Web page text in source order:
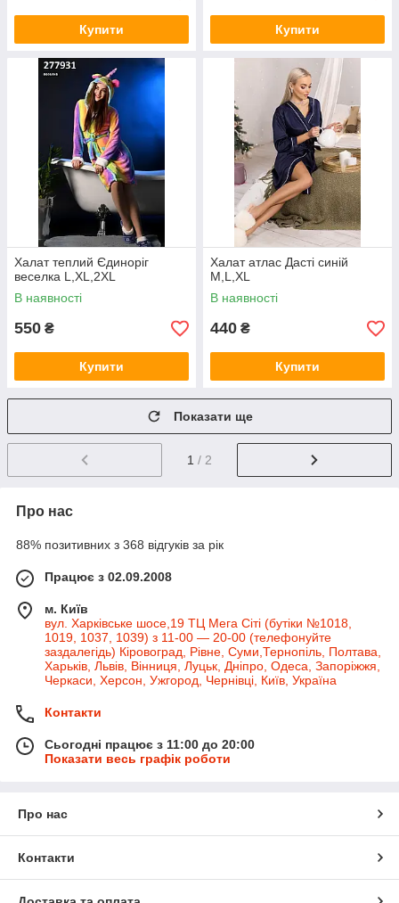
Купити Купити
Халат теплий Єдиноріг
веселка L,XL,2XL
В наявності
550 ₴
Купити
Халат атлас Дасті синій
M,L,XL
В наявності
440 ₴
Купити
Показати ще
1 / 2
Про нас
88% позитивних з 368 відгуків за рік
Працює з 02.09.2008
м. Київ
вул. Харківське шосе,19 ТЦ Мега Сіті (бутіки №1018,
1019, 1037, 1039) з 11-00 — 20-00 (телефонуйте
заздалегідь) Кіровоград, Рівне, Суми,Тернопіль, Полтава,
Харьків, Львів, Вінниця, Луцьк, Дніпро, Одеса, Запоріжжя,
Черкаси, Херсон, Ужгород, Чернівці, Київ, Україна
Контакти
Сьогодні працює з 11:00 до 20:00
Показати весь графік роботи
Про нас
Контакти